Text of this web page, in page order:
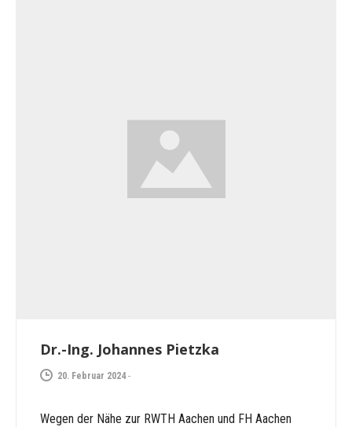
Dr.-Ing. Johannes Pietzka
20. Februar 2024-
Wegen der Nähe zur RWTH Aachen und FH Aachen